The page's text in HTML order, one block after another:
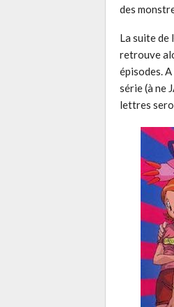
des
La suite de
retrouve
épisodes.
série (à ne
lettres